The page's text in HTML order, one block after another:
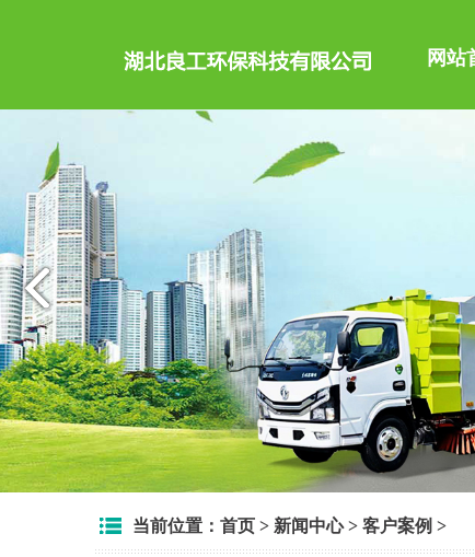
网站
企业文化
售后服务
购车流程
联系我们
公司主导品种有洒水
消防车、随车起重运
配件等100多个品种
权，产品占据大量国
高空作业车、高压清
更多>
当前位置： 首页 > 新闻中心> 客户案例 >